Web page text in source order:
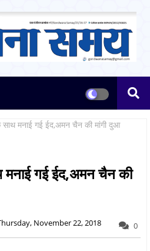
मनाई गई ईद,अमन चैन की मांगी दुआ
गई ईद,अमन चैन की
November 22, 2018 0